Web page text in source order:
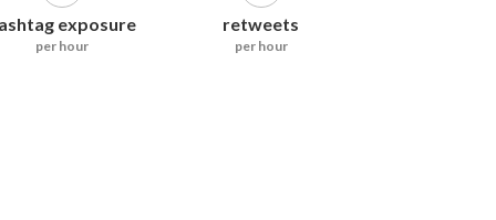
exposure
per hour
retweets
per hour